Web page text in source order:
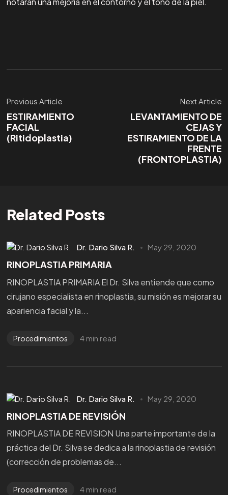
Previous Article
ESTIRAMIENTO
FACIAL
(Ritidoplastia)
Next Article
LEVANTAMIENTO DE
CEJAS Y
ESTIRAMIENTO DE LA
FRENTE
(FRONTOPLASTIA)
Related Posts
Dr. Dario Silva R. May 29, 2020
RINOPLASTIA PRIMARIA
RINOPLASTIA PRIMARIA El Dr. Silva entiende que como
cirujano especialista en rinoplastia, su misión es mejorar su
apariencia facial y la...
Procedimientos 4 min read
Dr. Dario Silva R. May 29, 2020
RINOPLASTIA DE REVISIÓN
RINOPLASTIA DE REVISION Una parte importante de la
práctica del Dr. Silva se dedica a la rinoplastia de revisión
(corrección de problemas de...
Procedimientos 4 min read